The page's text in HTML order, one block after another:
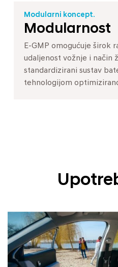
Modularni koncept.
Modularnost
E-GMP omogućuje širok
udaljenost vožnje i način
standardizirani sustav
tehnologijom